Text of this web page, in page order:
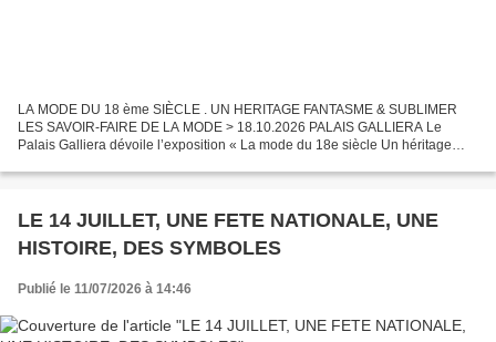
LA MODE DU 18 ème SIÈCLE . UN HERITAGE FANTASME & SUBLIMER
LES SAVOIR-FAIRE DE LA MODE > 18.10.2026 PALAIS GALLIERA Le
Palais Galliera dévoile l’exposition « La mode du 18e siècle Un héritage
LE 14 JUILLET, UNE FETE NATIONALE, UNE
HISTOIRE, DES SYMBOLES
Publié le 11/07/2026 à 14:46